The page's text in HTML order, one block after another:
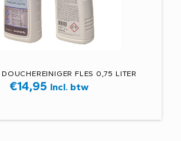
FLES 0,75 LITER
€14,95 Incl. btw